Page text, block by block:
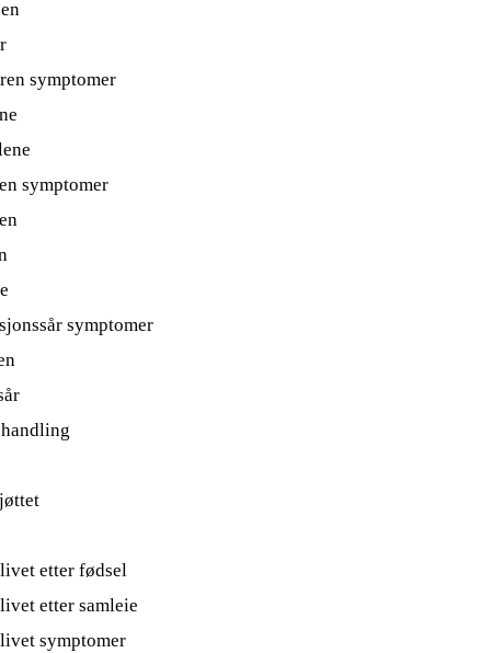
symptomer
symptomer
symptomer
etter fødsel
etter samleie
symptomer